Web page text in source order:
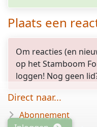
Plaats een
Om reacties (en
op het Stamboom
loggen! Nog geen
Direct naar...
Abonnement